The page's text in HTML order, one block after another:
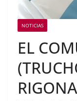
NOTICIAS
EL